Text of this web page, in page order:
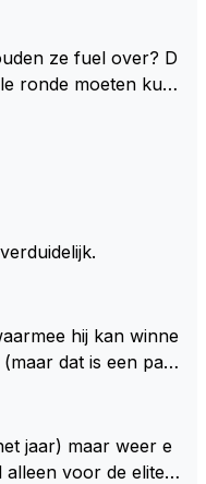
elke race moeten
talenten, dan zie i
ze fuel over? D
ronde moeten kun
hij kan winne
dat is een par
jaar) maar weer e
voor de elite t